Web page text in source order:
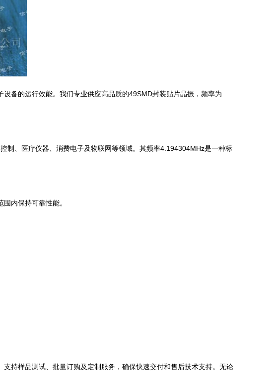
备的运行效能。我们专业供应高品质的49SMD封装贴片晶振，频率为
制、医疗仪器、消费电子及物联网等领域。其频率4.194304MHz是一种标
内保持可靠性能。
持样品测试、批量订购及定制服务，确保快速交付和售后技术支持。无论